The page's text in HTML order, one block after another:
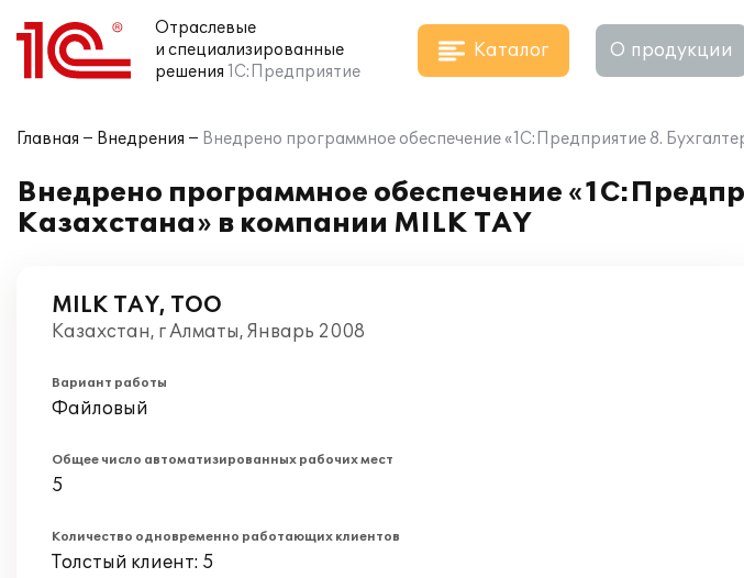
Отраслевые
и специализированные
решения 1С:Предприятие
Каталог О продукции
Главная Внедрения Внедрено программное обеспечение «1С:Предприятие 8.
Внедрено программное обеспечение
Казахстана» в компании MILK TAY
MILK TAY, ТОО
Казахстан, г Алматы, Январь 2008
Вариант работы
Файловый
Общее число автоматизированных рабочих мест
5
Количество одновременно работающих клиентов
Толстый клиент: 5